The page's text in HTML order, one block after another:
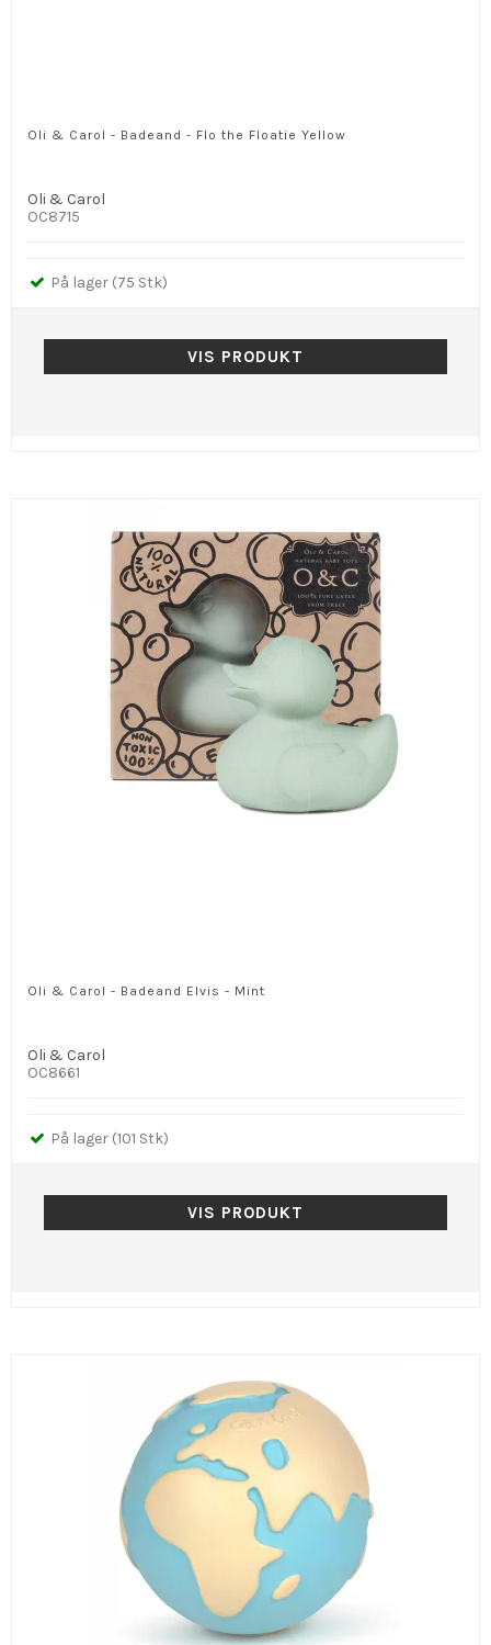
Oli & Carol - Badeand - Flo the Floatie Yellow
Oli & Carol
OC8715
På lager (75 Stk)
VIS PRODUKT
Oli & Carol - Badeand Elvis - Mint
Oli & Carol
OC8661
På lager (101 Stk)
VIS PRODUKT